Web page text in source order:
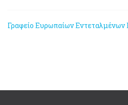
Γραφείο Ευρωπαίων Εντεταλμένων